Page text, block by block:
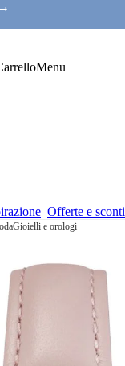
Menu
Offerte e sconti
Gioielli e orologi